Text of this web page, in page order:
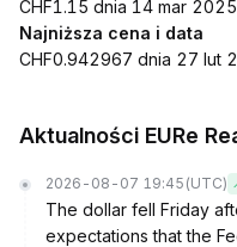
CHF1.15 dnia 14 mar 2025
Najniższa cena i data
CHF0.942967 dnia 27 lut
Aktualności EURe
2026-08-07 19:45 (UTC)
The dollar fell Friday
expectations that the